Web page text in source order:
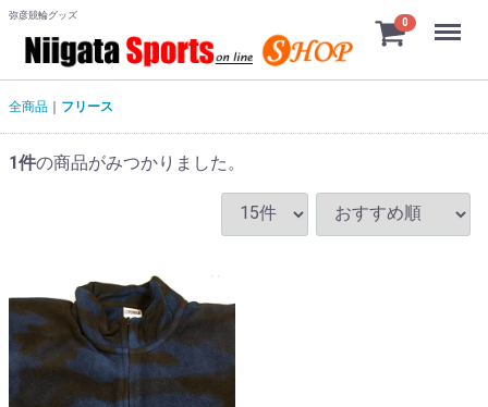
弥彦競輪グッズ
0 Menu
全商品 フリース
1件の商品がみつかりました。